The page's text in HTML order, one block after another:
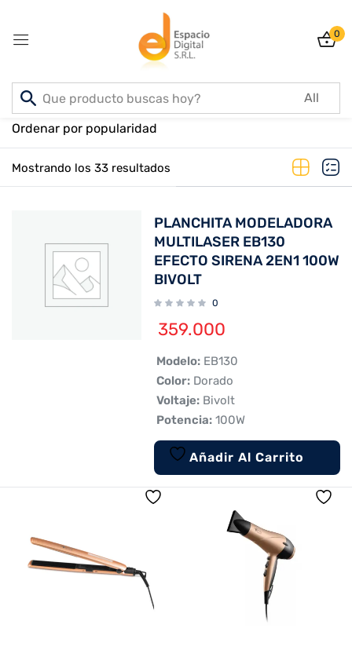
0
Inicio PRODUCTOS
Mostrando los 33 resultados
Ordenar por popularidad
PLANCHITA MODELADORA
MULTILASER EB130
EFECTO SIRENA 2EN1 100W
BIVOLT
0
359.000
 Modelo:EB130
 Color:Dorado
 Voltaje:Bivolt
 Potencia:100W
Añadir Al Carrito
Sign in
Remember me
Log In
Create an account